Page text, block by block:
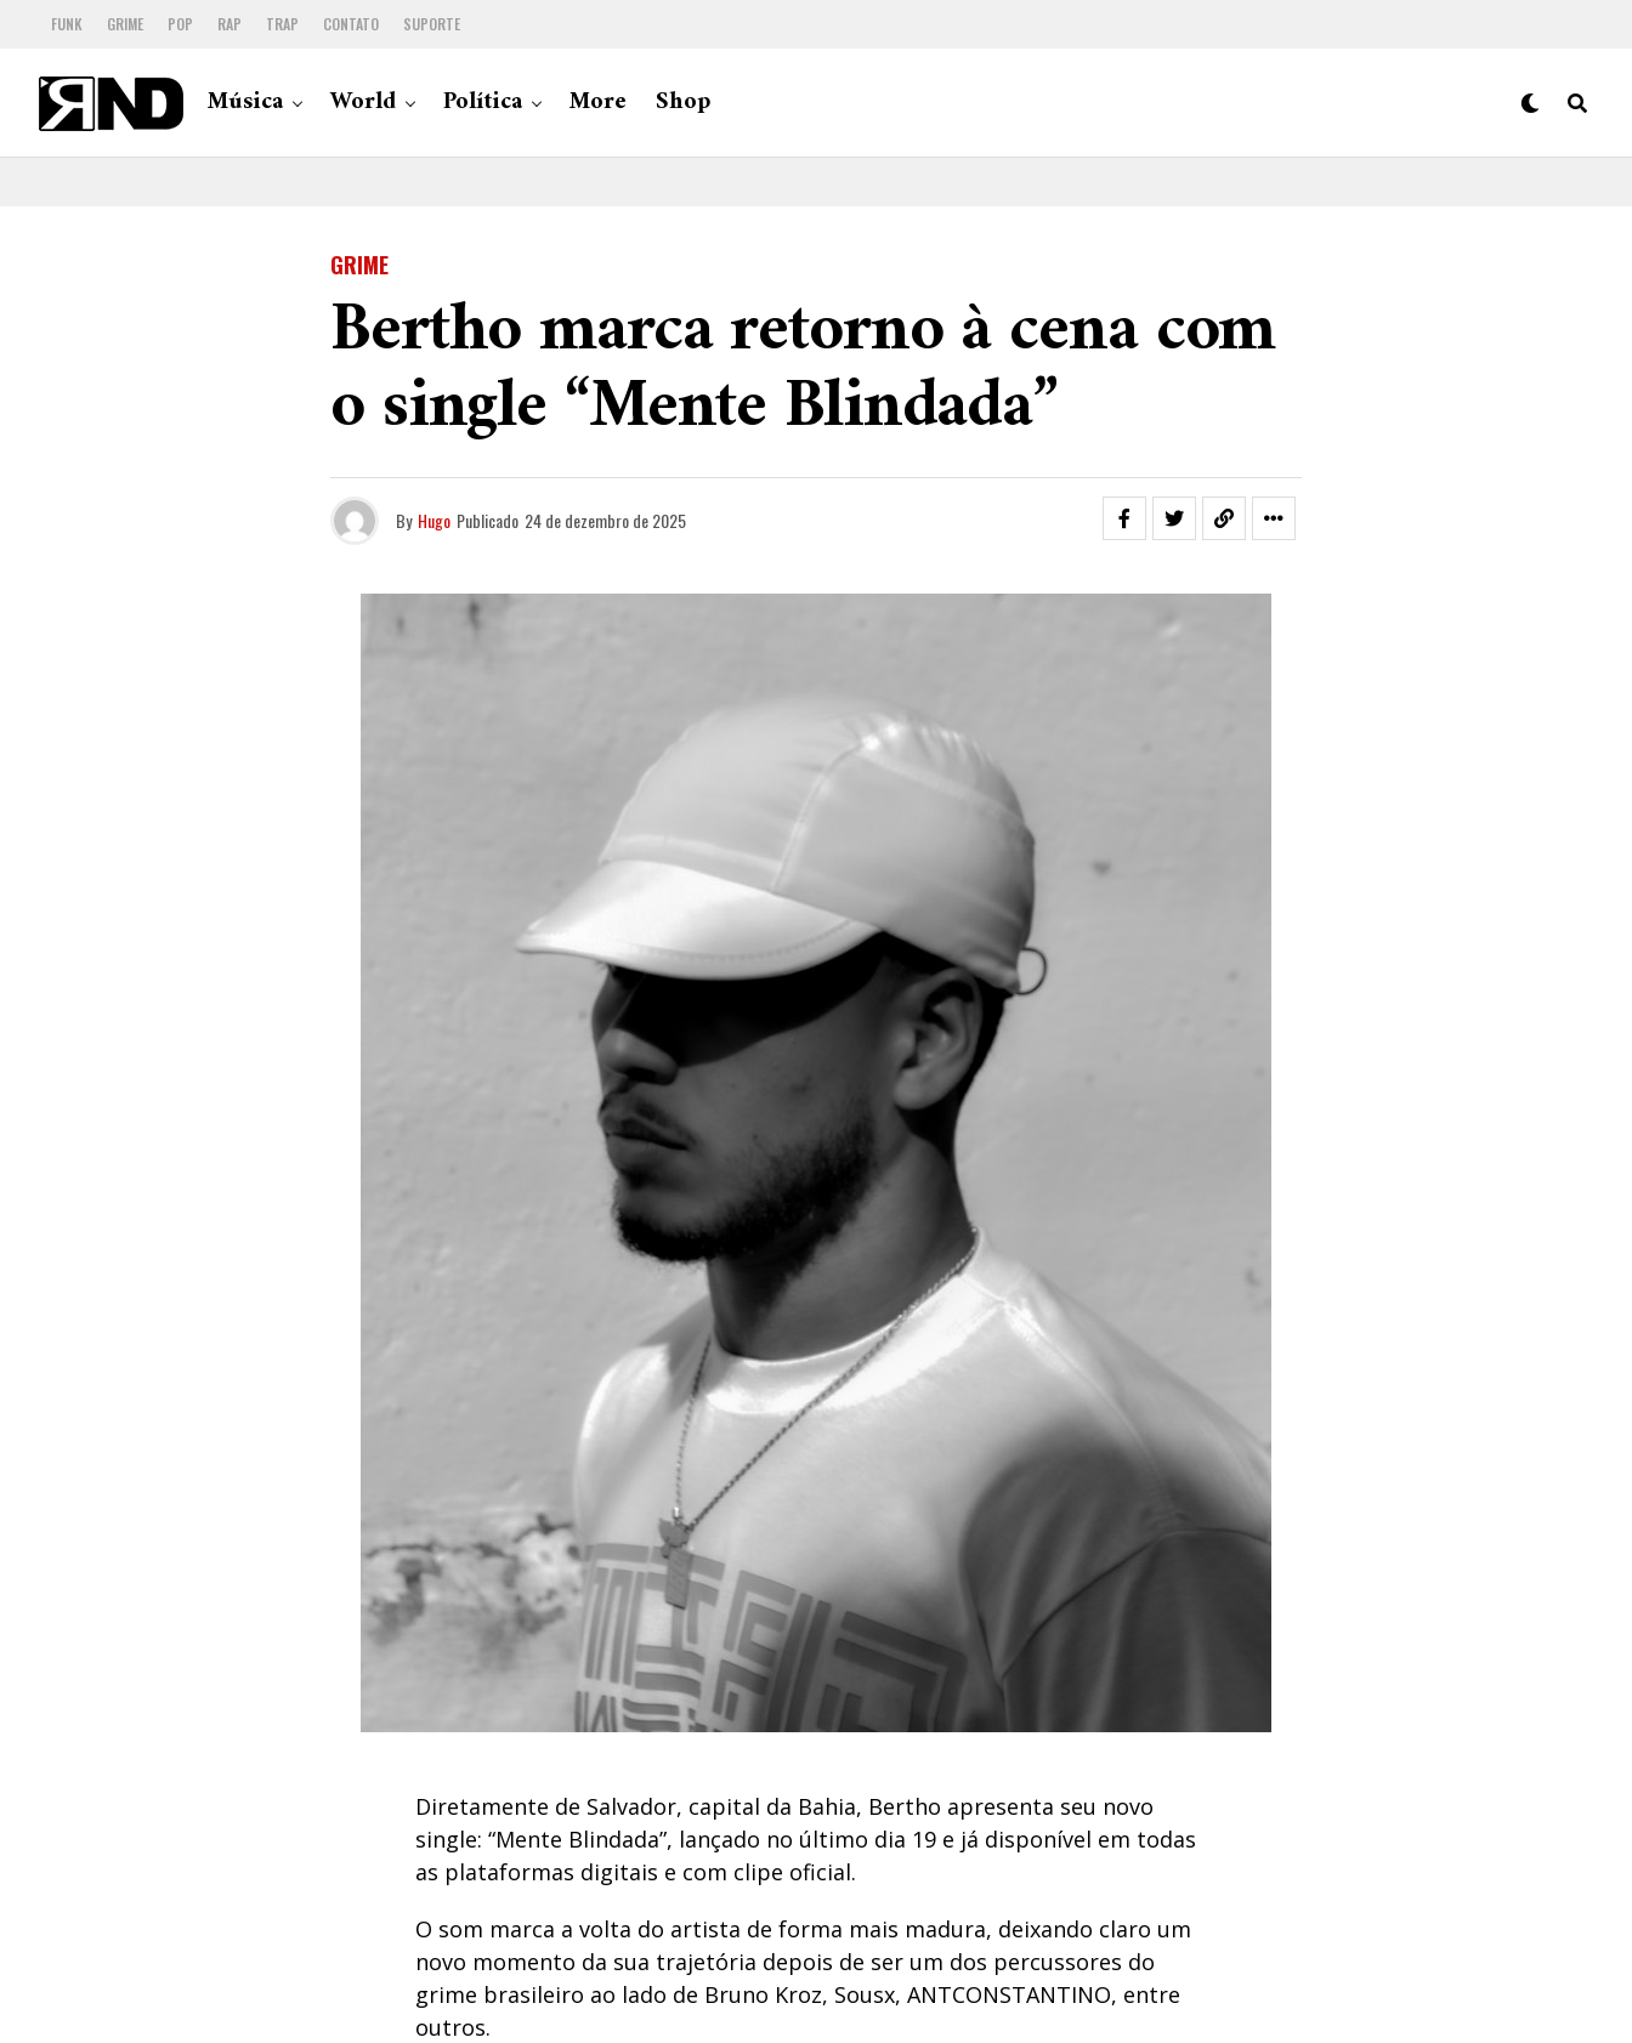
FUNK GRIME POP RAP TRAP CONTATO SUPORTE
Música World Política More Shop
GRIME
Bertho marca retorno à cena com
o single “Mente Blindada”
By Hugo Publicado 24 de dezembro de 2025
Diretamente de Salvador, capital da Bahia, Bertho apresenta seu novo
single: “Mente Blindada”, lançado no último dia 19 e já disponível em todas
as plataformas digitais e com clipe oficial.
O som marca a volta do artista de forma mais madura, deixando claro um
novo momento da sua trajetória depois de ser um dos percussores do
grime brasileiro ao lado de Bruno Kroz, Sousx, ANTCONSTANTINO, entre
outros.